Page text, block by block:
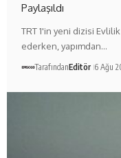
Paylaşıldı
TRT 1'in yeni dizisi
ederken, yapımdan…
TarafındanEditör 6 Ağu